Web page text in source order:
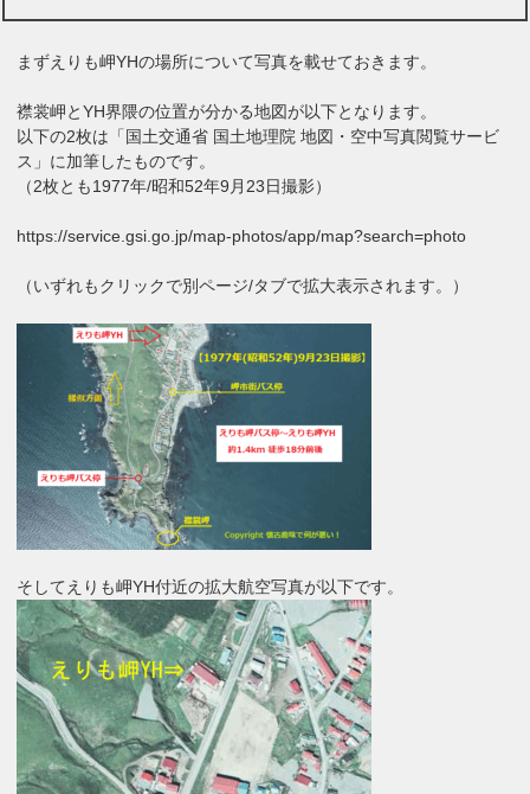
まずえりも岬YHの場所について写真を載せておきます。
襟裳岬とYH界隈の位置が分かる地図が以下となります。
以下の2枚は「国土交通省 国土地理院 地図・空中写真閲覧サービ
ス」に加筆したものです。
（2枚とも1977年/昭和52年9月23日撮影）
https://service.gsi.go.jp/map-photos/app/map?search=photo
（いずれもクリックで別ページ/タブで拡大表示されます。）
そしてえりも岬YH付近の拡大航空写真が以下です。